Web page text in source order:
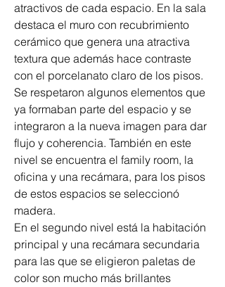
atractivos de cada espacio. En la sala
destaca el muro con recubrimiento
cerámico que genera una atractiva
textura que además hace contraste
con el porcelanato claro de los pisos.
Se respetaron algunos elementos que
ya formaban parte del espacio y se
integraron a la nueva imagen para dar
flujo y coherencia. También en este
nivel se encuentra el family room, la
oficina y una recámara, para los pisos
de estos espacios se seleccionó
madera.
En el segundo nivel está la habitación
principal y una recámara secundaria
para las que se eligieron paletas de
color son mucho más brillantes